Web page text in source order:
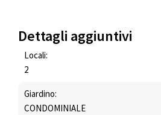
Dettagli aggiuntivi
Locali:
2
Giardino:
CONDOMINIALE